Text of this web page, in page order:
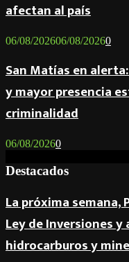
afectan al país
06/08/202606/08/20260
San Matías en
y mayor presencia
criminalidad
06/08/20260
Destacados
La próxima semana,
Ley de Inversiones
hidrocarburos y